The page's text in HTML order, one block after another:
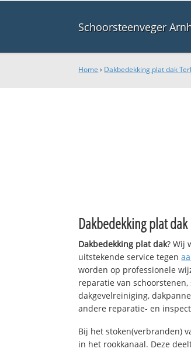
Schoorsteenveger
Home › Dakbedekking plat dak
Dakbedekking plat dak
Dakbedekking plat dak? Wij
uitstekende service tegen
worden op professionele
reparatie van
dakgevelreiniging,
andere reparatie- en
Bij het stoken(verbranden)
in het rookkanaal. Deze